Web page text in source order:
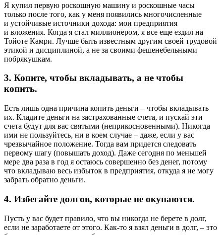
Я купил первую роскошную машину и роскошные часы
только после того, как у меня появились многочисленные
и устойчивые источники дохода: мои предприятия
и вложения. Когда я стал миллионером, я все еще ездил на
Тойоте Камри. Лучше быть известным другим своей трудовой
этикой и дисциплиной, а не за своими фешенебельными
побрякушкам.
3. Копите, чтобы вкладывать, а не чтобы
копить.
Есть лишь одна причина копить деньги – чтобы вкладывать
их. Кладите деньги на застрахованные счета, и пускай эти
счета будут для вас святыми (неприкосновенными). Никогда
ими не пользуйтесь, ни в коем случае – даже, если у вас
чрезвычайное положение. Тогда вам придется следовать
первому шагу (повышать доход). Даже сегодня по меньшей
мере два раза в год я остаюсь совершенно без денег, потому
что вкладываю весь избыток в предприятия, откуда я не могу
забрать обратно деньги.
4. Избегайте долгов, которые не окупаются.
Пусть у вас будет правило, что вы никогда не берете в долг,
если не заработаете от этого. Как-то я взял деньги в долг, – это